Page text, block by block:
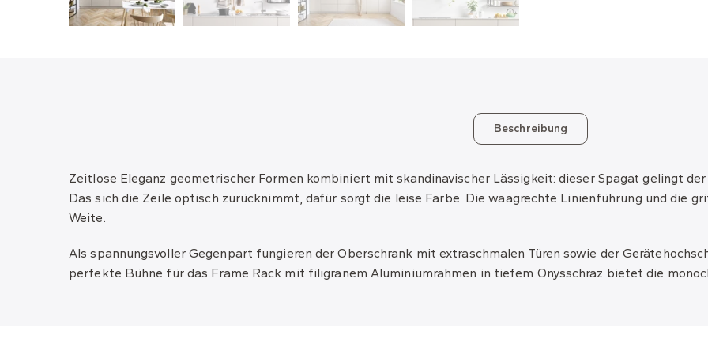
Beschreibung
Zeitlose Eleganz geometrischer Formen kombiniert mit skandinavischer Lässigkeit: dieser Spagat gelingt
Das sich die Zeile optisch zurücknimmt, dafür sorgt die leise Farbe. Die waagrechte Linienführung und die
Weite.
Als spannungsvoller Gegenpart fungieren der Oberschrank mit extraschmalen Türen sowie der
perfekte Bühne für das Frame Rack mit filigranem Aluminiumrahmen in tiefem Onysschraz bietet die